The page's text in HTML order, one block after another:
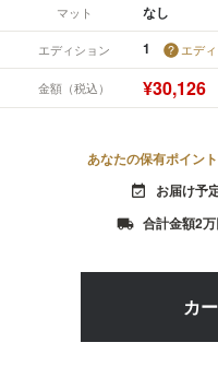
マット なし
エディション 1 エデ
金額（税込） ¥30,126
あなたの保有ポイン
event_available お届け予
local_shipping 合計金額2